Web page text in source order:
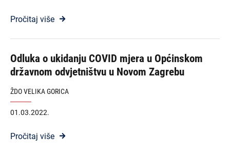
Pročitaj više
Odluka o ukidanju COVID mjera u Općinskom
državnom odvjetništvu u Novom Zagrebu
ŽDO VELIKA GORICA
01.03.2022.
Pročitaj više